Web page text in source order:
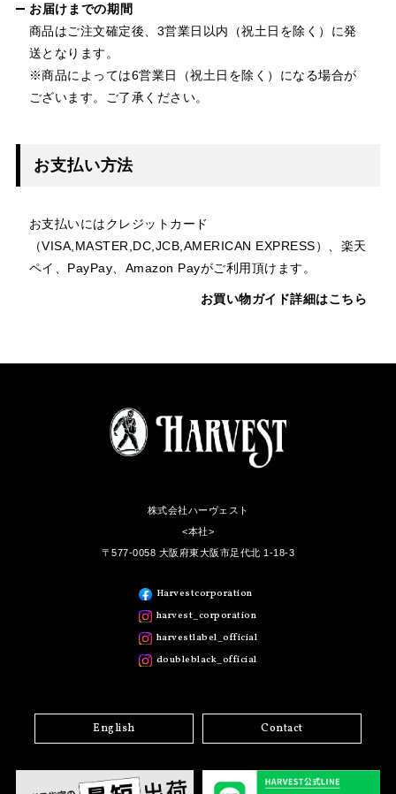
お届けまでの期間
商品はご注文確定後、3営業日以内（祝土日を除く）に発
送となります。
※商品によっては6営業日（祝土日を除く）になる場合が
ございます。ご了承ください。
お支払い方法
お支払いにはクレジットカード
（VISA,MASTER,DC,JCB,AMERICAN EXPRESS）、楽天
ペイ、PayPay、Amazon Payがご利用頂けます。
お買い物ガイド詳細はこちら
株式会社ハーヴェスト
<本社>
〒577-0058 大阪府東大阪市足代北 1-18-3
Harvestcorporation
harvest_corporation
harvestlabel_official
doubleblack_official
English Contact